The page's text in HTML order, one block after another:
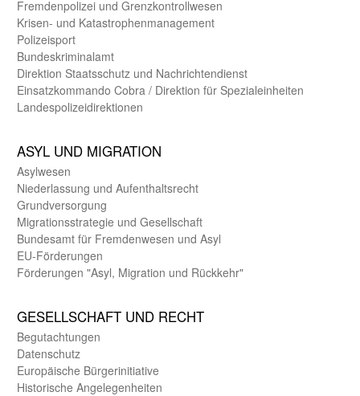
Fremdenpolizei und Grenzkontrollwesen
Krisen- und Katastrophen­management
Polizeisport
Bundes­kriminal­amt
Direktion Staats­schutz und Nach­richten­dienst
Einsatz­kommando Cobra / Direktion für Spezialeinheiten
Landes­polizei­direk­tionen
ASYL UND MIGRA­TION
Asyl­wesen
Nieder­lassung und Aufent­halts­recht
Grund­versorgung
Migrations­strategie und Gesell­schaft
Bundes­amt für Fremden­wesen und Asyl
EU-Förde­rungen
Förderungen "Asyl, Migration und Rückkehr"
GE­SELL­SCHAFT UND RECHT
Begut­achtungen
Daten­schutz
Europäische Bürger­initiative
Historische Angelegen­heiten